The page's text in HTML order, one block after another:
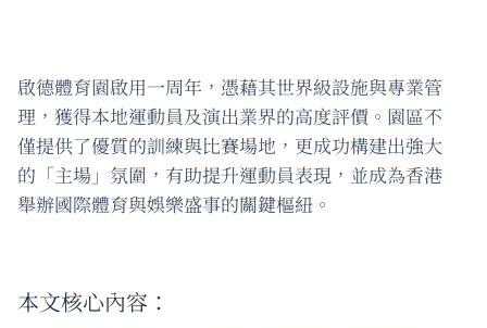
啟德體育園啟用一周年，憑藉其世界級設施與專業管
理，獲得本地運動員及演出業界的高度評價。園區不
僅提供了優質的訓練與比賽場地，更成功構建出強大
的「主場」氛圍，有助提升運動員表現，並成為香港
舉辦國際體育與娛樂盛事的關鍵樞紐。
本文核心內容：